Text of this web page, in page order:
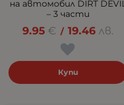
на автомобил DIRT DEVIL
– 3 части
9.95 € / 19.46 лв.
Купи